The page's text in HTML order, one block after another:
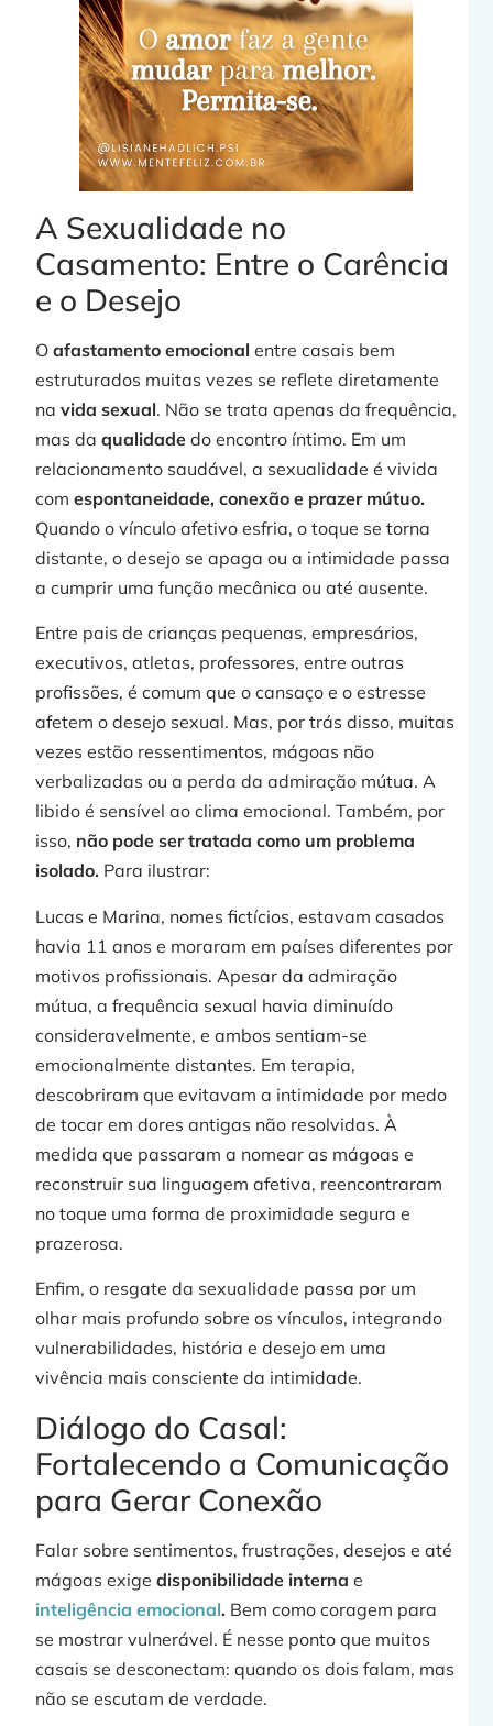
A Sexualidade no
Casamento: Entre o Carência
e o Desejo
Oafastamento emocionalentre casais bem
estruturados muitas vezes se reflete diretamente
navida sexual. Não se trata apenas da frequência,
mas daqualidadedo encontro íntimo. Em um
relacionamento saudável, a sexualidade é vivida
com espontaneidade, conexão e prazer mútuo.
Quando o vínculo afetivo esfria, o toque se torna
distante, o desejo se apaga ou a intimidade passa
a cumprir uma função mecânica ou até ausente.
Entre pais de crianças pequenas, empresários,
executivos, atletas, professores, entre outras
profissões, é comum que o cansaço e o estresse
afetem o desejo sexual. Mas, por trás disso, muitas
vezes estão ressentimentos, mágoas não
verbalizadas ou a perda da admiração mútua. A
libido é sensível ao clima emocional. Também, por
isso, não pode ser tratada como um problema
isolado. Para ilustrar:
Lucas e Marina, nomes fictícios, estavam casados
havia 11 anos e moraram em países diferentes por
motivos profissionais. Apesar da admiração
mútua, a frequência sexual havia diminuído
consideravelmente, e ambos sentiam-se
emocionalmente distantes. Em terapia,
descobriram que evitavam a intimidade por medo
de tocar em dores antigas não resolvidas. À
medida que passaram a nomear as mágoas e
reconstruir sua linguagem afetiva, reencontraram
no toque uma forma de proximidade segura e
prazerosa.
Enfim, o resgate da sexualidade passa por um
olhar mais profundo sobre os vínculos, integrando
vulnerabilidades, história e desejo em uma
vivência mais consciente da intimidade.
Diálogo do Casal:
Fortalecendo a Comunicação
para Gerar Conexão
Falar sobre sentimentos, frustrações, desejos e até
mágoas exigedisponibilidade interna e
inteligência emocional. Bem como coragem para
se mostrar vulnerável. É nesse ponto que muitos
casais se desconectam: quando os dois falam, mas
não se escutam de verdade.